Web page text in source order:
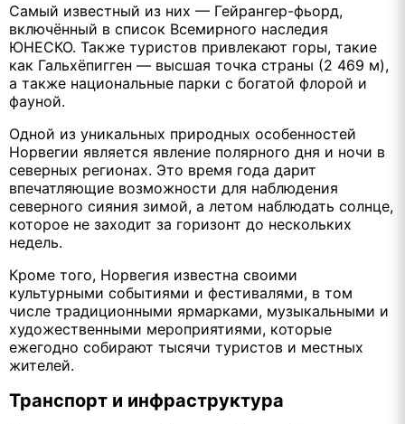
Самый известный из них — Гейрангер-фьорд,
включённый в список Всемирного наследия
ЮНЕСКО. Также туристов привлекают горы, такие
как Гальхёпигген — высшая точка страны (2 469 м),
а также национальные парки с богатой флорой и
фауной.
Одной из уникальных природных особенностей
Норвегии является явление полярного дня и ночи в
северных регионах. Это время года дарит
впечатляющие возможности для наблюдения
северного сияния зимой, а летом наблюдать солнце,
которое не заходит за горизонт до нескольких
недель.
Кроме того, Норвегия известна своими
культурными событиями и фестивалями, в том
числе традиционными ярмарками, музыкальными и
художественными мероприятиями, которые
ежегодно собирают тысячи туристов и местных
жителей.
Транспорт и инфраструктура